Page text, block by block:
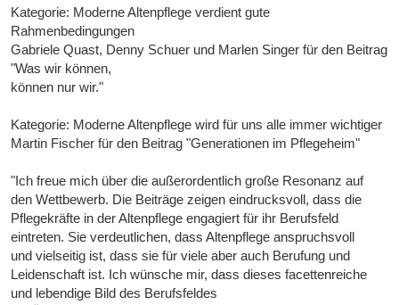
Kategorie: Moderne Altenpflege verdient gute
Rahmenbedingungen
Gabriele Quast, Denny Schuer und Marlen Singer für den Beitrag
"Was wir können,
können nur wir."
Kategorie: Moderne Altenpflege wird für uns alle immer wichtiger
Martin Fischer für den Beitrag "Generationen im Pflegeheim"
"Ich freue mich über die außerordentlich große Resonanz auf
den Wettbewerb. Die Beiträge zeigen eindrucksvoll, dass die
Pflegekräfte in der Altenpflege engagiert für ihr Berufsfeld
eintreten. Sie verdeutlichen, dass Altenpflege anspruchsvoll
und vielseitig ist, dass sie für viele aber auch Berufung und
Leidenschaft ist. Ich wünsche mir, dass dieses facettenreiche
und lebendige Bild des Berufsfeldes